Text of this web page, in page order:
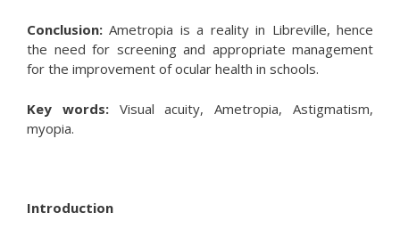
Conclusion: Ametropia is a reality in Libreville, hence
the need for screening and appropriate management
for the improvement of ocular health in schools.
Key words:Visual acuity, Ametropia, Astigmatism,
myopia.
Introduction